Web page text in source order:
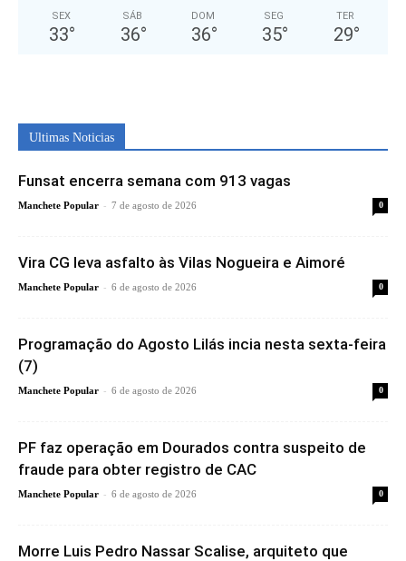
SEX
33°
SÁB
36°
DOM
36°
SEG
35°
TER
29°
Ultimas Noticias
Funsat encerra semana com 913 vagas
Manchete Popular - 7 de agosto de 2026 0
Vira CG leva asfalto às Vilas Nogueira e Aimoré
Manchete Popular - 6 de agosto de 2026 0
Programação do Agosto Lilás incia nesta sexta-feira
(7)
Manchete Popular - 6 de agosto de 2026 0
PF faz operação em Dourados contra suspeito de
fraude para obter registro de CAC
Manchete Popular - 6 de agosto de 2026 0
Morre Luis Pedro Nassar Scalise, arquiteto que